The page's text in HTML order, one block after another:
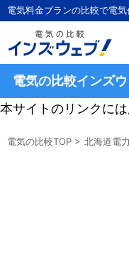
電気料金プランの比較で電気
電気の比較インズ
本サイトのリンクに
電気の比較TOP > 北海道電